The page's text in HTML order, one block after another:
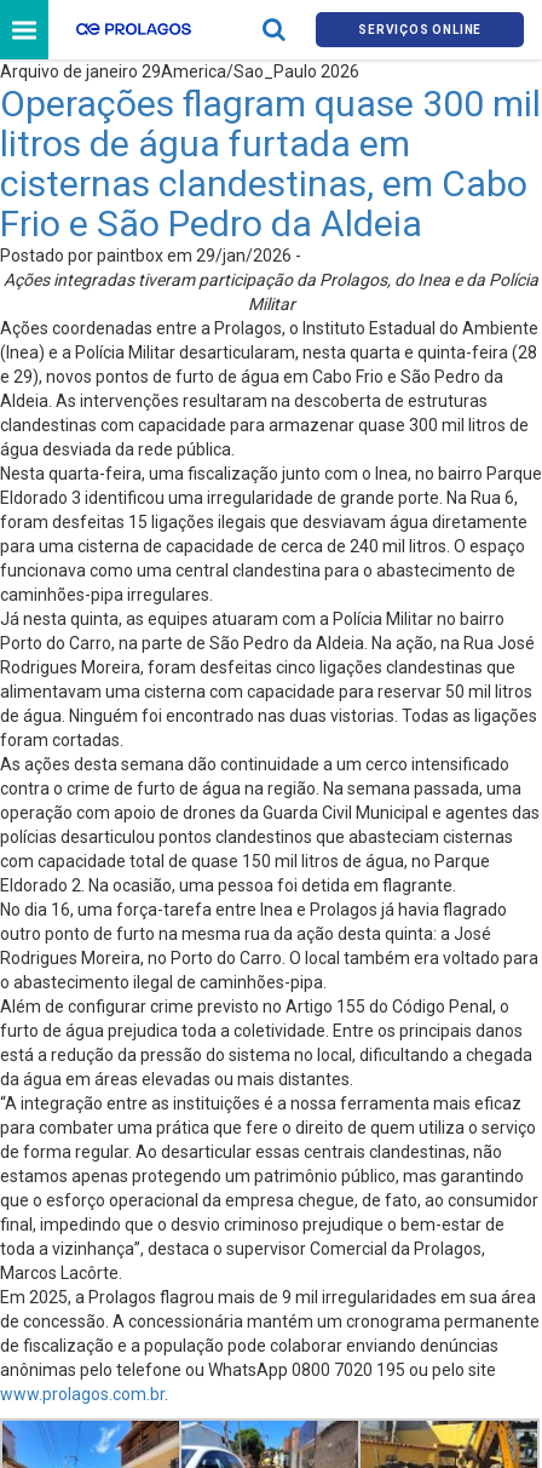
SERVIÇOS ONLINE
Arquivo de janeiro 29America/Sao_Paulo 2026
Operações flagram quase 300 mil
litros de água furtada em
cisternas clandestinas, em Cabo
Frio e São Pedro da Aldeia
Postado por paintbox em 29/jan/2026 -
Ações integradas tiveram participação da Prolagos, do Inea e da Polícia
Militar
Ações coordenadas entre a Prolagos, o Instituto Estadual do Ambiente
(Inea) e a Polícia Militar desarticularam, nesta quarta e quinta-feira (28
e 29), novos pontos de furto de água em Cabo Frio e São Pedro da
Aldeia. As intervenções resultaram na descoberta de estruturas
clandestinas com capacidade para armazenar quase 300 mil litros de
água desviada da rede pública.
Nesta quarta-feira, uma fiscalização junto com o Inea, no bairro Parque
Eldorado 3 identificou uma irregularidade de grande porte. Na Rua 6,
foram desfeitas 15 ligações ilegais que desviavam água diretamente
para uma cisterna de capacidade de cerca de 240 mil litros. O espaço
funcionava como uma central clandestina para o abastecimento de
caminhões-pipa irregulares.
Já nesta quinta, as equipes atuaram com a Polícia Militar no bairro
Porto do Carro, na parte de São Pedro da Aldeia. Na ação, na Rua José
Rodrigues Moreira, foram desfeitas cinco ligações clandestinas que
alimentavam uma cisterna com capacidade para reservar 50 mil litros
de água. Ninguém foi encontrado nas duas vistorias. Todas as ligações
foram cortadas.
As ações desta semana dão continuidade a um cerco intensificado
contra o crime de furto de água na região. Na semana passada, uma
operação com apoio de drones da Guarda Civil Municipal e agentes das
polícias desarticulou pontos clandestinos que abasteciam cisternas
com capacidade total de quase 150 mil litros de água, no Parque
Eldorado 2. Na ocasião, uma pessoa foi detida em flagrante.
No dia 16, uma força-tarefa entre Inea e Prolagos já havia flagrado
outro ponto de furto na mesma rua da ação desta quinta: a José
Rodrigues Moreira, no Porto do Carro. O local também era voltado para
o abastecimento ilegal de caminhões-pipa.
Além de configurar crime previsto no Artigo 155 do Código Penal, o
furto de água prejudica toda a coletividade. Entre os principais danos
está a redução da pressão do sistema no local, dificultando a chegada
da água em áreas elevadas ou mais distantes.
“A integração entre as instituições é a nossa ferramenta mais eficaz
para combater uma prática que fere o direito de quem utiliza o serviço
de forma regular. Ao desarticular essas centrais clandestinas, não
estamos apenas protegendo um patrimônio público, mas garantindo
que o esforço operacional da empresa chegue, de fato, ao consumidor
final, impedindo que o desvio criminoso prejudique o bem-estar de
toda a vizinhança”, destaca o supervisor Comercial da Prolagos,
Marcos Lacôrte.
Em 2025, a Prolagos flagrou mais de 9 mil irregularidades em sua área
de concessão. A concessionária mantém um cronograma permanente
de fiscalização e a população pode colaborar enviando denúncias
anônimas pelo telefone ou WhatsApp 0800 7020 195 ou pelo site
www.prolagos.com.br.